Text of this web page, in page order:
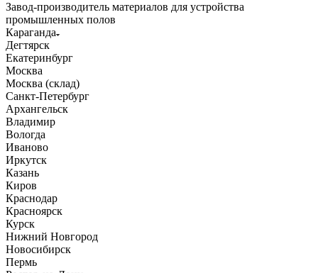
Завод-производитель материалов для устройства
промышленных полов
Караганда
Дегтярск
Екатеринбург
Москва
Москва (склад)
Санкт-Петербург
Архангельск
Владимир
Вологда
Иваново
Иркутск
Казань
Киров
Краснодар
Красноярск
Курск
Нижний Новгород
Новосибирск
Пермь